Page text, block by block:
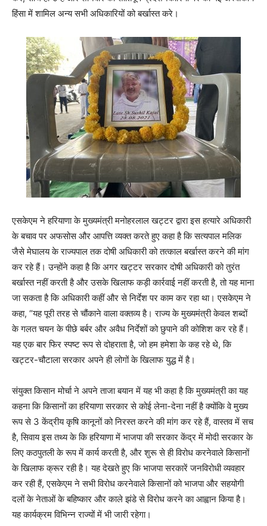
हिंसा में शामिल अन्य सभी अधिकारियों को बर्खास्त करे।
एसकेएम ने हरियाणा के मुख्यमंत्री मनोहरलाल खट्टर द्वारा इस हत्यारे अधिकारी
के बचाव पर अफसोस और आपत्ति व्यक्त करते हुए कहा है कि सत्यपाल मलिक
जैसे मेघालय के राज्यपाल तक दोषी अधिकारी को तत्काल बर्खास्त करने की मांग
कर रहे हैं। उन्होंने कहा है कि अगर खट्टर सरकार दोषी अधिकारी को तुरंत
बर्खास्त नहीं करती है और उसके खिलाफ कड़ी कार्रवाई नहीं करती है, तो यह माना
जा सकता है कि अधिकारी कहीं और से निर्देश पर काम कर रहा था। एसकेएम ने
कहा, “यह पूरी तरह से चौंकाने वाला वक्तव्य है। राज्य के मुख्यमंत्री केवल शब्दों
के गलत चयन के पीछे बर्बर और अवैध निर्देशों को छुपाने की कोशिश कर रहे हैं।
यह एक बार फिर स्पष्ट रूप से दोहराता है, जो हम हमेशा के कह रहे थे, कि
खट्टर-चौटाला सरकार अपने ही लोगों के खिलाफ युद्ध में है।
संयुक्त किसान मोर्चा ने अपने ताजा बयान में यह भी कहा है कि मुख्यमंत्री का यह
कहना कि किसानों का हरियाणा सरकार से कोई लेना-देना नहीं है क्योंकि वे मुख्य
रूप से 3 केंद्रीय कृषि कानूनों को निरस्त करने की मांग कर रहे हैं, वास्तव में सच
है, सिवाय इस तथ्य के कि हरियाणा में भाजपा की सरकार केंद्र में मोदी सरकार के
लिए कठपुतली के रूप में कार्य करती है, और शुरू से ही विरोध करनेवाले किसानों
के खिलाफ क्रूर रही है। यह देखते हुए कि भाजपा सरकारें जनविरोधी व्यवहार
कर रही हैं, एसकेएम ने सभी विरोध करनेवाले किसानों को भाजपा और सहयोगी
दलों के नेताओं के बहिष्कार और काले झंडे से विरोध करने का आह्वान किया है।
यह कार्यक्रम विभिन्न राज्यों में भी जारी रहेगा।